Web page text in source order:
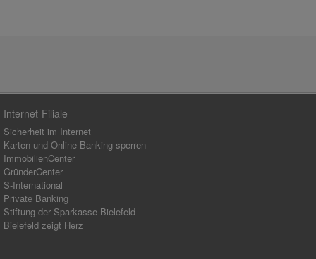
Internet-Filiale
Sicherheit im Internet
Karten und Online-Banking sperren
ImmobilienCenter
GründerCenter
S-International
Private Banking
Stiftung der Sparkasse Bielefeld
Bielefeld zeigt Herz